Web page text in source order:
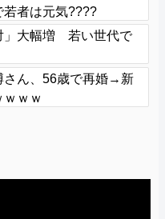
若者は元気????
」大幅増 若い世代で
さん、56歳で再婚→新
ｗｗ